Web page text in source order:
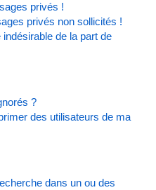
privés !
privés non sollicités !
de la part de
?
des utilisateurs de ma
dans un ou des